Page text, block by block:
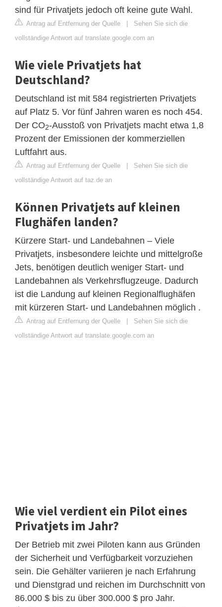
sind für Privatjets jedoch oft keine gute Wahl.
Antrag auf Entfernung der Quelle | Sehen Sie sich die
vollständige Antwort auf translate.google.com an
Wie viele Privatjets hat
Deutschland?
Deutschland ist mit 584 registrierten Privatjets
auf Platz 5. Vor fünf Jahren waren es noch 454.
Der CO2-Ausstoß von Privatjets macht etwa 1,8
Prozent der Emissionen der kommerziellen
Luftfahrt aus.
Antrag auf Entfernung der Quelle | Sehen Sie sich die
vollständige Antwort auf taz.de an
Können Privatjets auf kleinen
Flughäfen landen?
Kürzere Start- und Landebahnen – Viele
Privatjets, insbesondere leichte und mittelgroße
Jets, benötigen deutlich weniger Start- und
Landebahnen als Verkehrsflugzeuge. Dadurch
ist die Landung auf kleinen Regionalflughäfen
mit kürzeren Start- und Landebahnen möglich .
Antrag auf Entfernung der Quelle | Sehen Sie sich die
vollständige Antwort auf translate.google.com an
Wie viel verdient ein Pilot eines
Privatjets im Jahr?
Der Betrieb mit zwei Piloten kann aus Gründen
der Sicherheit und Verfügbarkeit vorzuziehen
sein. Die Gehälter variieren je nach Erfahrung
und Dienstgrad und reichen im Durchschnitt von
86.000 $ bis zu über 300.000 $ pro Jahr.